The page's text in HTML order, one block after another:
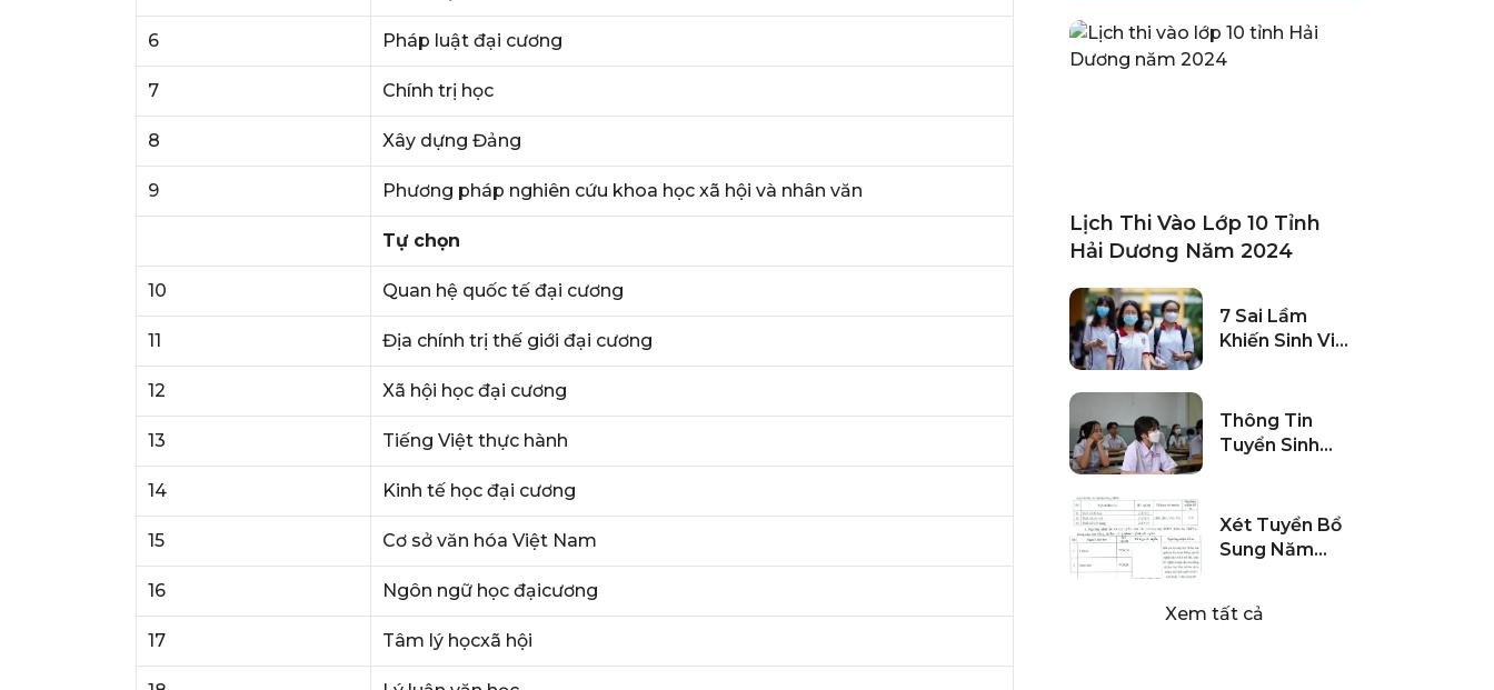
6 Pháp luật đại cương
7 Chính trị học
8 Xây dựng Đảng
9 Phương pháp nghiên cứu khoa học xã hội và nhân văn
Tự chọn
10 Quan hệ quốc tế đại cương
11 Địa chính trị thế giới đại cương
12 Xã hội học đại cương
13 Tiếng Việt thực hành
14 Kinh tế học đại cương
15 Cơ sở văn hóa Việt Nam
16 Ngôn ngữ học đạicương
17 Tâm lý họcxã hội
Lịch Thi Vào Lớp 10 Tỉnh
Hải Dương Năm 2024
7 Sai Lầm
Khiến Sinh Viên
Nợ Nần
Thông Tin
Tuyển Sinh
Năm 2024
Xét Tuyển Bổ
Sung Năm
Xem tất cả